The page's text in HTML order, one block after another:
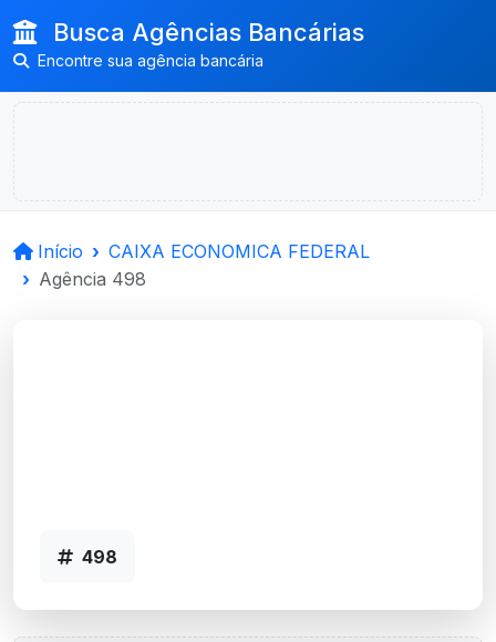
Busca Agências Bancárias
Encontre sua agência bancária
Início
CAIXA ECONOMICA FEDERAL
Agência 498
498